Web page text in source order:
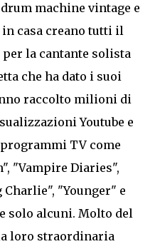
machine vintage e
casa creano tutti il
la cantante solista
che ha dato i suoi
raccolto milioni di
Youtube e
TV come
"Vampire Diaries",
Charlie", "Younger" e
solo alcuni. Molto del
loro straordinaria